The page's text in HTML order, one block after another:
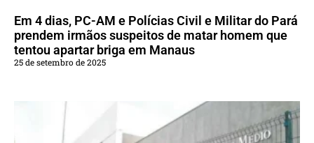
Em 4 dias, PC-AM e Polícias Civil e Militar do Pará
prendem irmãos suspeitos de matar homem que
tentou apartar briga em Manaus
25 de setembro de 2025